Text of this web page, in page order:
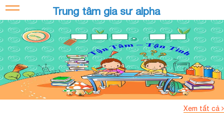
Trung tâm gia sư alpha
Xem tất cả